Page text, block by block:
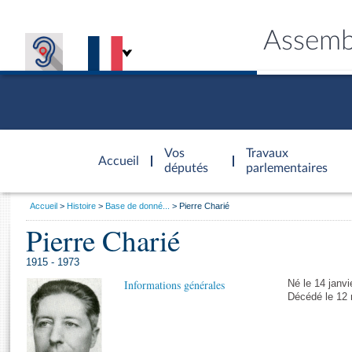
Accueil
d'accueil
Vos
députés
Travaux
parlementaires
Général
Vous
Accueil Histoire Base de donné... Pierre Charié
Pierre Charié
1915 - 1973
Informations générales
Né le 14
Décédé le 12